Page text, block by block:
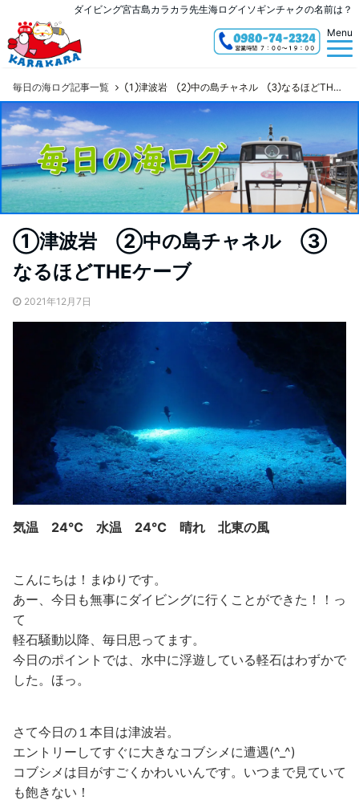
ダイビング宮古島カラカラ先生海ログイソギンチャクの名前は？
Menu
毎日の海ログ記事一覧 ①津波岩 ②中の島チャネル ③なるほどTHEケーブ
①津波岩 ②中の島チャネル ③
なるほどTHEケーブ
2021年12月7日
気温 24℃ 水温 24℃ 晴れ 北東の風
こんにちは！まゆりです。
あー、今日も無事にダイビングに行くことができた！！っ
て
軽石騒動以降、毎日思ってます。
今日のポイントでは、水中に浮遊している軽石はわずかで
した。ほっ。
さて今日の１本目は津波岩。
エントリーしてすぐに大きなコブシメに遭遇(^_^)
コブシメは目がすごくかわいいんです。いつまで見ていて
も飽きない！